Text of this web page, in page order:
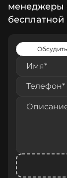
менеджеры
бесплатной